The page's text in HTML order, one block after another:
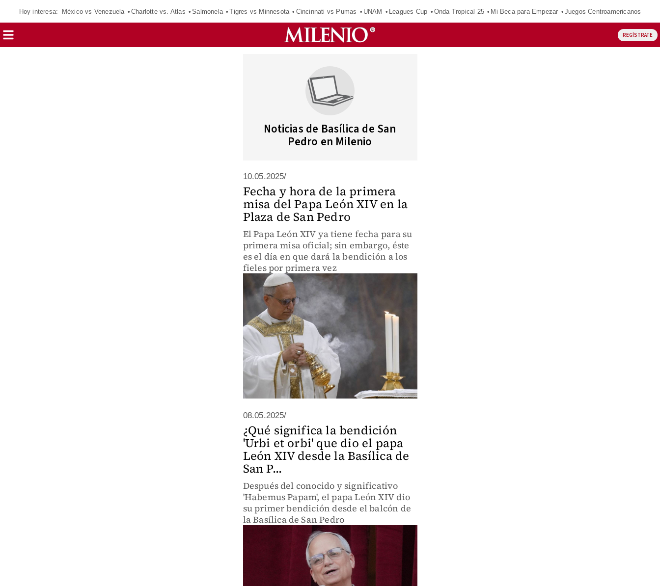
Hoy interesa: México vs Venezuela Charlotte vs. Atlas Salmonela Tigres vs Minnesota Cincinnati vs Pumas UNAM Leagues Cup Onda Tropical 25 Mi Beca para Empezar Juegos Centroamericanos
REGÍSTRATE
Noticias de Basílica de San
Pedro en Milenio
10.05.2025/
Fecha y hora de la primera
misa del Papa León XIV en la
Plaza de San Pedro
El Papa León XIV ya tiene fecha para su
primera misa oficial; sin embargo, éste
es el día en que dará la bendición a los
fieles por primera vez
08.05.2025/
¿Qué significa la bendición
'Urbi et orbi' que dio el papa
León XIV desde la Basílica de
San P...
Después del conocido y significativo
'Habemus Papam', el papa León XIV dio
su primer bendición desde el balcón de
la Basílica de San Pedro